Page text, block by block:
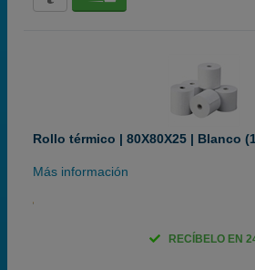
Rollo térmico | 80X80X25 | Blanco
Más información
RECÍBELO EN